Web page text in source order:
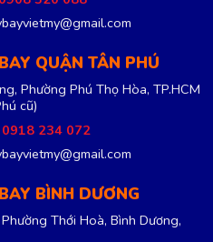
QUẬN TÂN PHÚ
Phường Phú Thọ Hòa, TP.HCM
cũ)
0918 234 072
BÌNH DƯƠNG
Thới Hoà, Bình Dương,